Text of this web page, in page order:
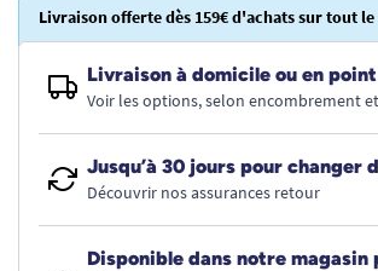
Livraison offerte dès 159€ d'achats sur tout
Livraison à domicile ou en
Voir les options, selon encombrement
Jusqu’à 30 jours pour changer
Découvrir nos assurances retour
Disponible dans notre magasin